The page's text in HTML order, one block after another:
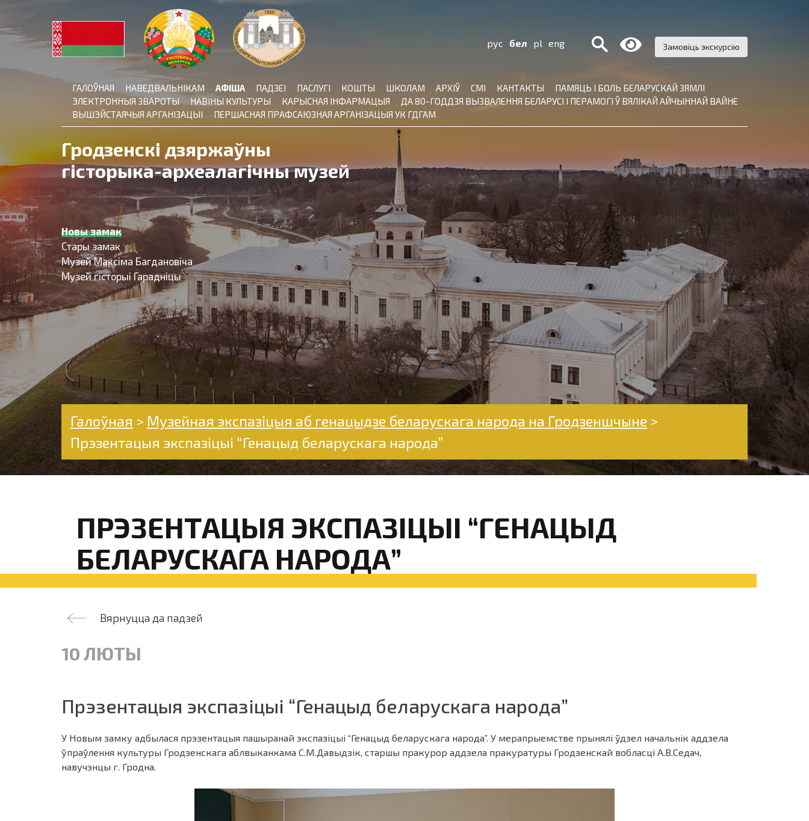
content
рус бел pl eng Поиск: Замовіць экскурсію
ГАЛОЎНАЯ НАВЕДВАЛЬНІКАМ АФІША ПАДЗЕІ ПАСЛУГІ КОШТЫ ШКОЛАМ АРХІЎ СМІ КАНТАКТЫ
ПАМЯЦЬ І БОЛЬ БЕЛАРУСКАЙ ЗЯМЛІ
ЭЛЕКТРОННЫЯ ЗВАРОТЫ
НАВІНЫ КУЛЬТУРЫ КАРЫСНАЯ ІНФАРМАЦЫЯ
ДА 80-ГОДДЗЯ ВЫЗВАЛЕННЯ БЕЛАРУСІ І ПЕРАМОГІ Ў ВЯЛІКАЙ АЙЧЫННАЙ ВАЙНЕ
ВЫШЭЙСТАЯЧЫЯ АРГАНІЗАЦЫІ
ПЕРШАСНАЯ ПРАФСАЮЗНАЯ АРГАНІЗАЦЫЯ УК ГДГАМ
Гродзенскі дзяржаўны
гісторыка-археалагічны музей
Новы замак
Стары замак
Музей Максіма Багдановіча
Музей гісторыі Гарадніцы
Галоўная > Музейная экспазіцыя аб генацыдзе беларускага народа на Гродзеншчыне >
Прэзентацыя экспазіцыі “Генацыд беларускага народа”
ПРЭЗЕНТАЦЫЯ ЭКСПАЗІЦЫІ “ГЕНАЦЫД
БЕЛАРУСКАГА НАРОДА”
Вярнуцца да падзей
10 ЛЮТЫ
Прэзентацыя экспазіцыі “Генацыд беларускага народа”
У Новым замку адбылася прэзентацыя пашыранай экспазіцыі “Генацыд беларускага народа”. У мерапрыемстве прынялі ўдзел начальнік аддзела
ўпраўлення культуры Гродзенскага аблвыканкама С.М.Давыдзік, старшы пракурор аддзела пракуратуры Гродзенскай вобласці А.В.Седач,
навучэнцы г. Гродна.